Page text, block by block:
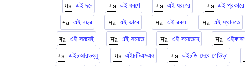
এই দৰে
এই ধৰণে এই ধরণের এই প্রকারে
এই বছর
এই ভাবে এই রকম এই স্থানতে
এই সময়েই
এই সময়ত এই সময়তহে
এইচআরডব্লু
এইচটিএমএল এইচডি দেবে গোউড়া